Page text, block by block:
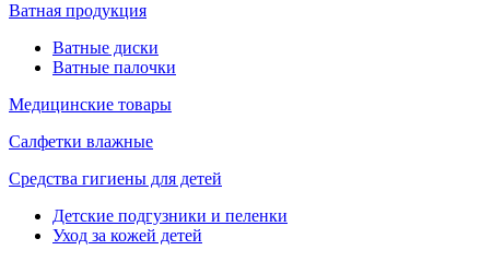
Ватная продукция
Ватные диски
Ватные палочки
Медицинские товары
Салфетки влажные
Средства гигиены для детей
Детские подгузники и пеленки
Уход за кожей детей